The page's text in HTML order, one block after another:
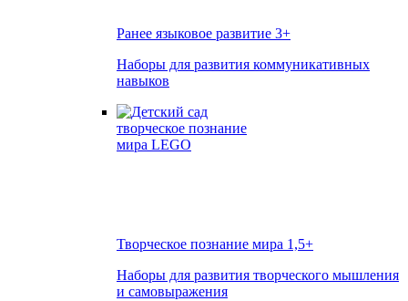
Ранее языковое развитие 3+
Наборы для развития коммуникативных
навыков
Творческое познание мира 1,5+
Наборы для развития творческого мышления
и самовыражения